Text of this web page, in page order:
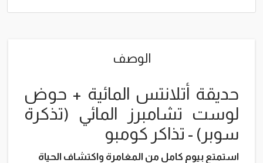
الوصف
حديقة أتلانتس المائية + حوض
لوست تشامبرز المائي (تذكرة
سوبر) - تذاكر كومبو
استمتع بيوم كامل من المغامرة واكتشاف الحياة